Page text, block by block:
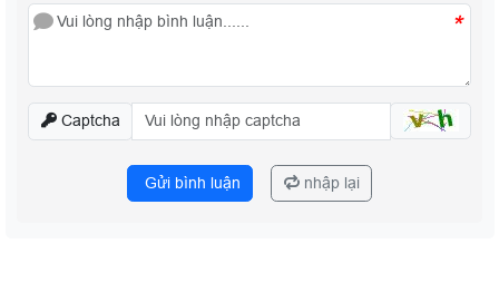
*
Captcha
Gửi bình luận nhập lại